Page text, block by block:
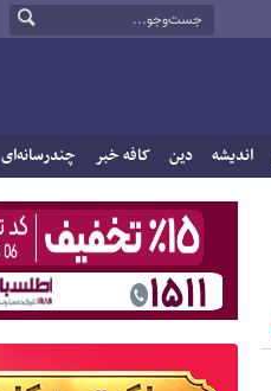
اندیشه دین کافه خبر چندرسانه‌ای